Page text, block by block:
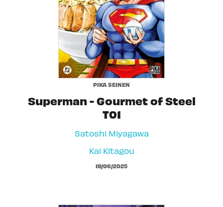
PIKA SEINEN
Superman - Gourmet of Steel
T01
Satoshi Miyagawa
Kai Kitagou
18/06/2025